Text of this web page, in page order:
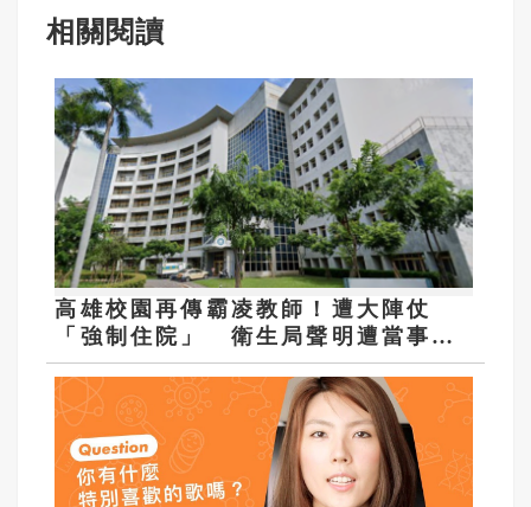
相關閱讀
高雄校園再傳霸凌教師！遭大陣仗
「強制住院」 衛生局聲明遭當事人
打臉